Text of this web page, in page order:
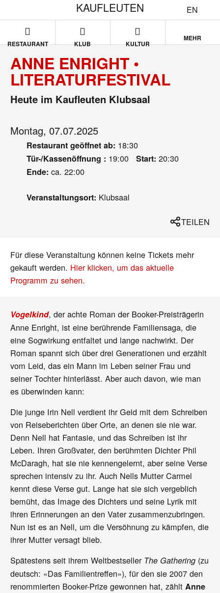
EN
KAUFLEUTEN
RESTAURANT KLUB KULTUR
MEHR
ANNE ENRIGHT •
LITERATURFESTIVAL
Heute im Kaufleuten Klubsaal
Montag, 07.07.2025
Restaurant geöffnet ab: 18:30
Tür-/Kassenöffnung : 19:00 Start: 20:30
Ende: ca. 22:00
Veranstaltungsort: Klubsaal
TEILEN
Für diese Veranstaltung können keine Tickets mehr
gekauft werden. Hier klicken, um das aktuelle
Programm zu sehen.
Vogelkind, der achte Roman der Booker-Preisträgerin
Anne Enright, ist eine berührende Familiensaga, die
eine Sogwirkung entfaltet und lange nachwirkt. Der
Roman spannt sich über drei Generationen und erzählt
vom Leid, das ein Mann im Leben seiner Frau und
seiner Tochter hinterlässt. Aber auch davon, wie man
es überwinden kann:
Die junge Irin Nell verdient ihr Geld mit dem Schreiben
von Reiseberichten über Orte, an denen sie nie war.
Denn Nell hat Fantasie, und das Schreiben ist ihr
Leben. Ihren Großvater, den berühmten Dichter Phil
McDaragh, hat sie nie kennengelernt, aber seine Verse
sprechen intensiv zu ihr. Auch Nells Mutter Carmel
kennt diese Verse gut. Lange hat sie sich vergeblich
bemüht, das Image des Dichters und seine Lyrik mit
ihren Erinnerungen an den Vater zusammenzubringen.
Nun ist es an Nell, um die Versöhnung zu kämpfen, die
ihrer Mutter versagt blieb.
Spätestens seit ihrem Weltbestseller The Gathering (zu
deutsch: «Das Familientreffen»), für den sie 2007 den
renommierten Booker-Prize gewonnen hat, zähltAnne